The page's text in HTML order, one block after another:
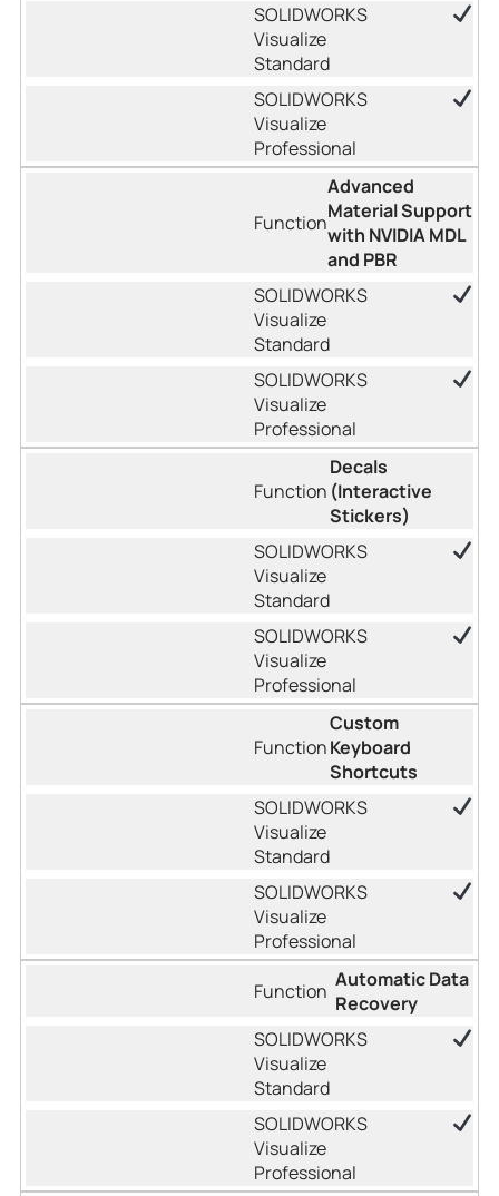
Advanced
Material Support
with NVIDIA MDL
and PBR
Decals
(Interactive
Stickers)
Custom
Keyboard
Shortcuts
Automatic Data
Recovery